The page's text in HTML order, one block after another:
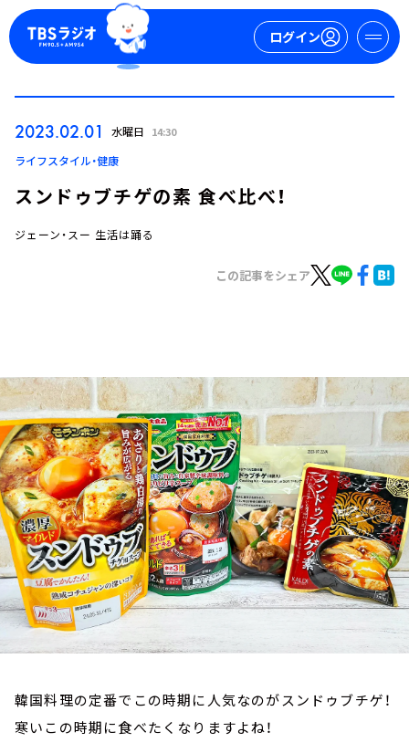
ログイン
ログイン
トピックス
TBS Podcast
お知らせ
イベント・グッズ
YouTube
会社情報
2023.02.01 水曜日 14:30
ライフスタイル・健康
スンドゥブチゲの素 食べ比べ！
ジェーン・スー 生活は踊る
この記事をシェア
韓国料理の定番でこの時期に人気なのがスンドゥブチゲ！
寒いこの時期に食べたくなりますよね！